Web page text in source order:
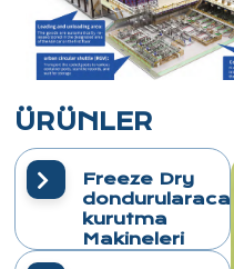
ÜRÜNLER
Freeze Dry
dondurularacak
kurutma
Makineleri